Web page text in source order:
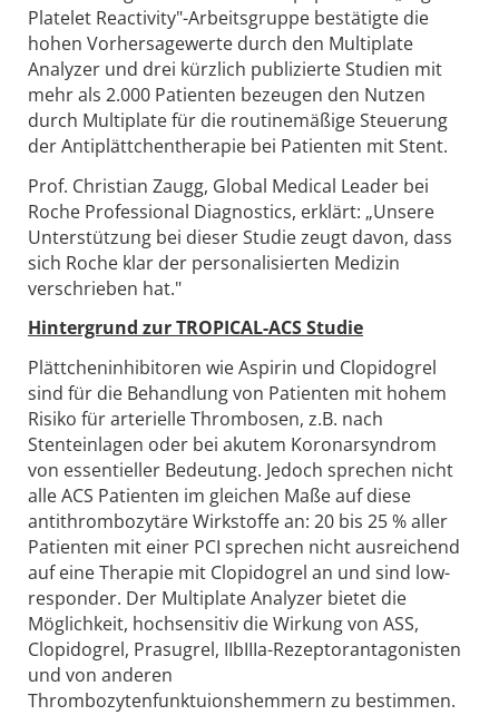
Platelet Reactivity"-Arbeitsgruppe bestätigte die
hohen Vorhersagewerte durch den Multiplate
Analyzer und drei kürzlich publizierte Studien mit
mehr als 2.000 Patienten bezeugen den Nutzen
durch Multiplate für die routinemäßige Steuerung
der Antiplättchentherapie bei Patienten mit Stent.
Prof. Christian Zaugg, Global Medical Leader bei
Roche Professional Diagnostics, erklärt: „Unsere
Unterstützung bei dieser Studie zeugt davon, dass
sich Roche klar der personalisierten Medizin
verschrieben hat."
Hintergrund zur TROPICAL-ACS Studie
Plättcheninhibitoren wie Aspirin und Clopidogrel
sind für die Behandlung von Patienten mit hohem
Risiko für arterielle Thrombosen, z.B. nach
Stenteinlagen oder bei akutem Koronarsyndrom
von essentieller Bedeutung. Jedoch sprechen nicht
alle ACS Patienten im gleichen Maße auf diese
antithrombozytäre Wirkstoffe an: 20 bis 25 % aller
Patienten mit einer PCI sprechen nicht ausreichend
auf eine Therapie mit Clopidogrel an und sind low-
responder. Der Multiplate Analyzer bietet die
Möglichkeit, hochsensitiv die Wirkung von ASS,
Clopidogrel, Prasugrel, IIbIIIa-Rezeptorantagonisten
und von anderen
Thrombozytenfunktuionshemmern zu bestimmen.